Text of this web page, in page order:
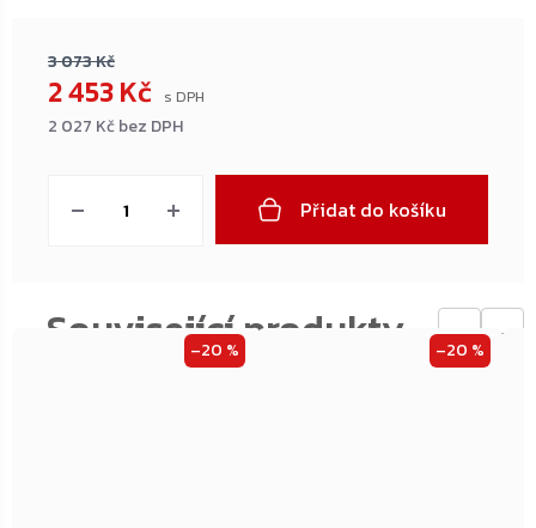
3 073 Kč
2 453 Kč
2 027 Kč bez DPH
Přidat do košíku
← →
–20 % –20 %